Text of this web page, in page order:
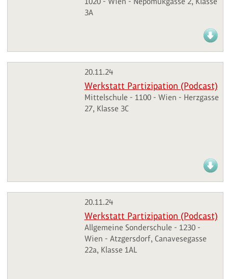
3A
20.11.24
Werkstatt Partizipation (Podcast)
Mittelschule - 1100 - Wien - Herzgasse
27, Klasse 3C
20.11.24
Werkstatt Partizipation (Podcast)
Allgemeine Sonderschule - 1230 -
Wien - Atzgersdorf, Canavesegasse
22a, Klasse 1AL